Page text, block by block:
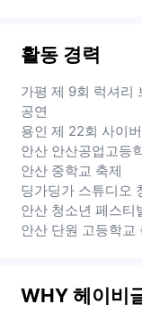
활동 경력
가평 제 9회 럭셔리
공연
용인 제 22회 사이
안산 안산공업고등
안산 중학교 축제
딩가딩가 스튜디오
안산 청소년 페스티
안산 단원 고등학교
WHY 헤이비